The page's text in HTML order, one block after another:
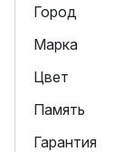
Город
Марка
Цвет
Память
Гарантия